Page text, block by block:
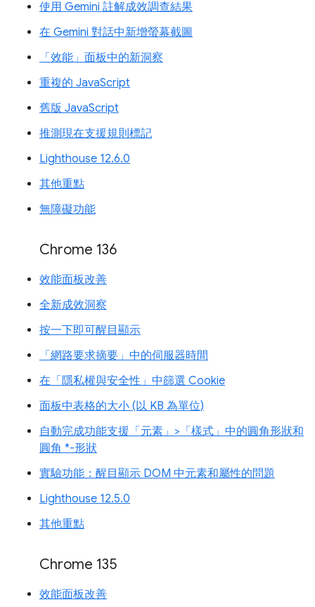
使用 Gemini 註解成效調查結果
在 Gemini 對話中新增螢幕截圖
「效能」面板中的新洞察
重複的 JavaScript
舊版 JavaScript
推測現在支援規則標記
Lighthouse 12.6.0
其他重點
無障礙功能
Chrome 136
效能面板改善
全新成效洞察
按一下即可醒目顯示
「網路要求摘要」中的伺服器時間
在「隱私權與安全性」中篩選 Cookie
面板中表格的大小 (以 KB 為單位)
自動完成功能支援「元素」>「樣式」中的圓角形狀和
圓角 *-形狀
實驗功能：醒目顯示 DOM 中元素和屬性的問題
Lighthouse 12.5.0
其他重點
Chrome 135
效能面板改善